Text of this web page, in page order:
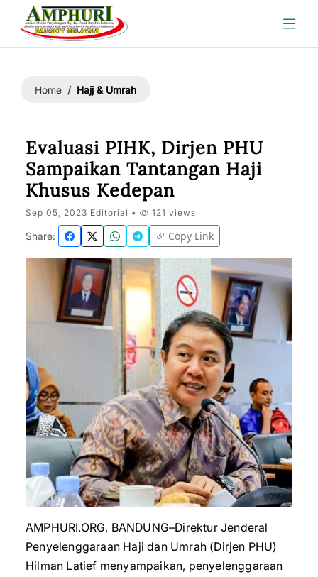
Home Hajj & Umrah
Evaluasi PIHK, Dirjen PHU
Sampaikan Tantangan Haji
Khusus Kedepan
Sep 05, 2023 Editorial • 121 views
Share: Copy Link
AMPHURI.ORG, BANDUNG–Direktur Jenderal
Penyelenggaraan Haji dan Umrah (Dirjen PHU)
Hilman Latief menyampaikan, penyelenggaraan